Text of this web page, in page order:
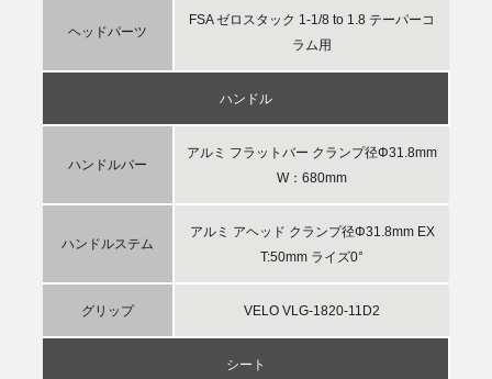
ヘッドパーツ
FSA ゼロスタック 1-1/8 to 1.8 テーパーコ
ラム用
ハンドル
ハンドルバー
アルミ フラットバー クランプ径Φ31.8mm
W：680mm
ハンドルステム
アルミ アヘッド クランプ径Φ31.8mm EX
T:50mm ライズ0°
グリップ VELO VLG-1820-11D2
シート